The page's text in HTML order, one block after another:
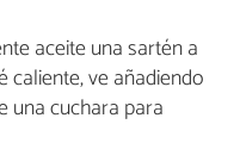
aceite una sartén a
caliente, ve añadiendo
una cuchara para